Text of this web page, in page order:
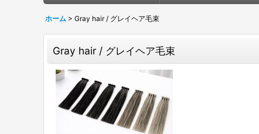
ホーム > Gray hair / グレイヘア毛束
Gray hair / グレイヘア毛束